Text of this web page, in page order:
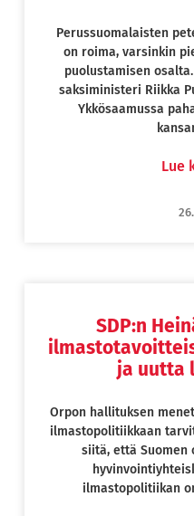
Perussuomalaisten
on roima, varsinkin
puolustamisen
saksiministeri Riikka
Ykkösaamussa
Lue
SDP:n
ja uutta
Orpon hallituksen
ilmastopolitiikkaan
siitä, että
ilmastopolitiikan